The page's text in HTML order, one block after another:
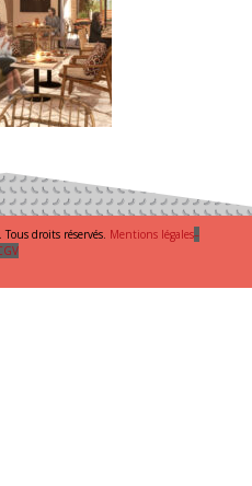
droits réservés. Mentions légales–